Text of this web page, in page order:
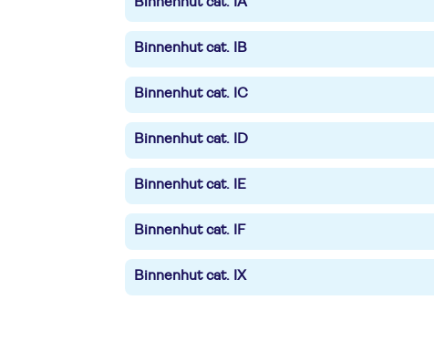
Binnenhut cat. IB
Binnenhut cat. IC
Binnenhut cat. ID
Binnenhut cat. IE
Binnenhut cat. IF
Binnenhut cat. IX